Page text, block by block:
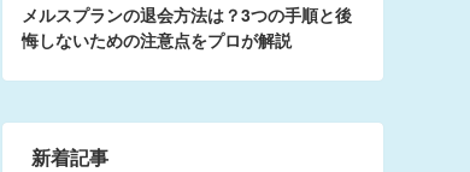
メルスプランの退会方法は？3つの手順と後
悔しないための注意点をプロが解説
新着記事